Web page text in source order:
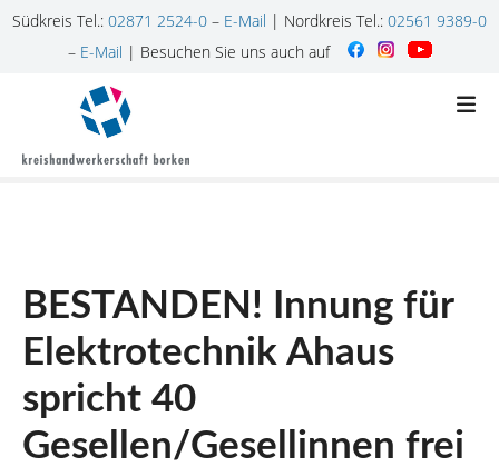
Südkreis Tel.: 02871 2524-0 – E-Mail | Nordkreis Tel.: 02561 9389-0
– E-Mail | Besuchen Sie uns auch auf
BESTANDEN! Innung für
Elektrotechnik Ahaus
spricht 40
Gesellen/Gesellinnen frei